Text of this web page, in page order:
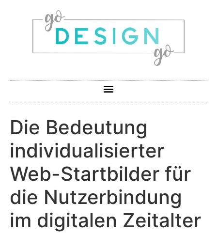
Die Bedeutung
individualisierter
Web-Startbilder für
die Nutzerbindung
im digitalen Zeitalter